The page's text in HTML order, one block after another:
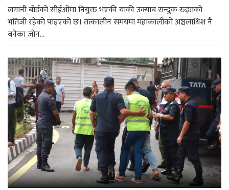
लगानी बोर्डको सीईओमा नियुक्त भएकी यांकी उक्याब सन्दुक रुइतको
भतिजी रहेको पाइएको छ। तत्कालीन समयमा महाकालीको अञ्चलाधिश नै
बनेका जोन...